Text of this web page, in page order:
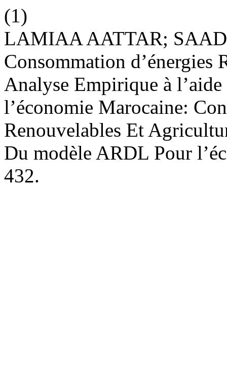
(1)
LAMIAA AATTAR;
Consommation
Analyse Empirique à
l’économie Marocaine:
Renouvelables Et
Du modèle ARDL Pour
432.